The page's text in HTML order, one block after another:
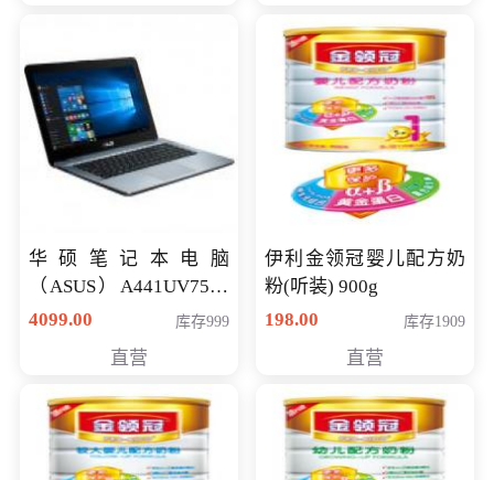
华硕笔记本电脑
（ASUS）A441UV7500
顽石（7代i7-7500U 4G
4099.00 库存999
直营
伊利金领冠婴儿配方奶
粉(听装) 900g
198.00
库存1909
直营